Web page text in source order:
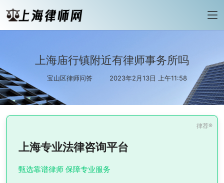
上海庙行镇附近有律师事务所吗
宝山区律师问答 2023年2月13日 上午11:58
上海专业法律咨询平台
甄选靠谱律师 保障专业服务